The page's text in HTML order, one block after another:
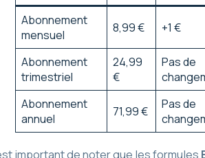
Abonnement
mensuel
8,99 € +1 €
Abonnement
trimestriel
24,99
€
Pas de
Abonnement
annuel
71,99 €
Pas de
important de noter que les formules